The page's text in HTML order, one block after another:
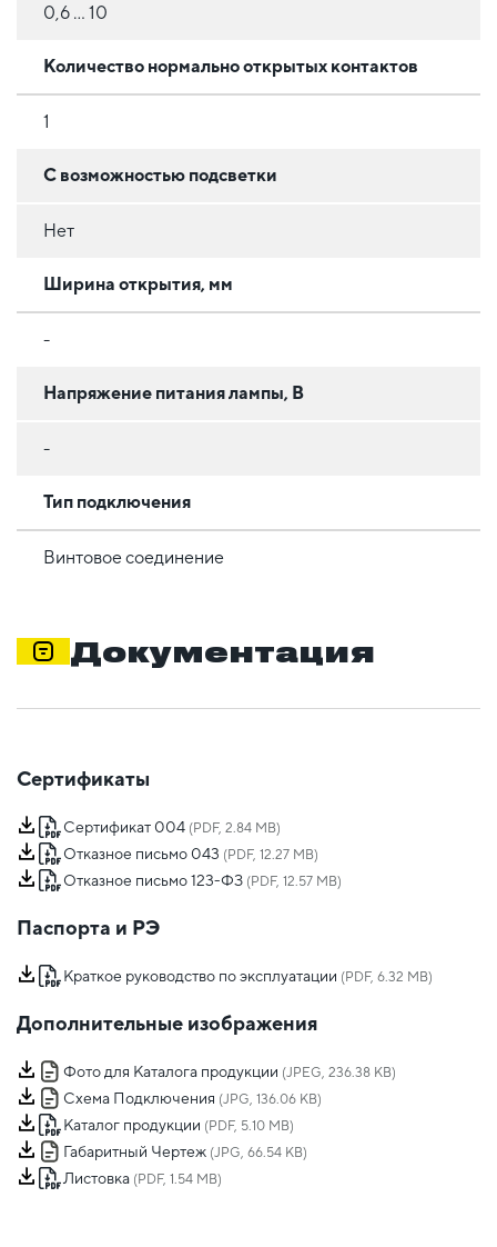
0,6 ... 10
Количество нормально открытых контактов
1
С возможностью подсветки
Нет
Ширина открытия, мм
-
Напряжение питания лампы, В
-
Тип подключения
Винтовое соединение
Документация
Сертификаты
Сертификат 004 (PDF, 2.84 MB)
Отказное письмо 043 (PDF, 12.27 MB)
Отказное письмо 123-ФЗ (PDF, 12.57 MB)
Паспорта и РЭ
Краткое руководство по эксплуатации (PDF, 6.32 MB)
Дополнительные изображения
Фото для Каталога продукции (JPEG, 236.38 KB)
Схема Подключения (JPG, 136.06 KB)
Каталог продукции (PDF, 5.10 MB)
Габаритный Чертеж (JPG, 66.54 KB)
Листовка (PDF, 1.54 MB)